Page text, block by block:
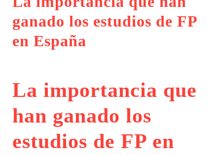
ganado los estudios de FP
en España
La importancia que
han ganado los
estudios de FP en